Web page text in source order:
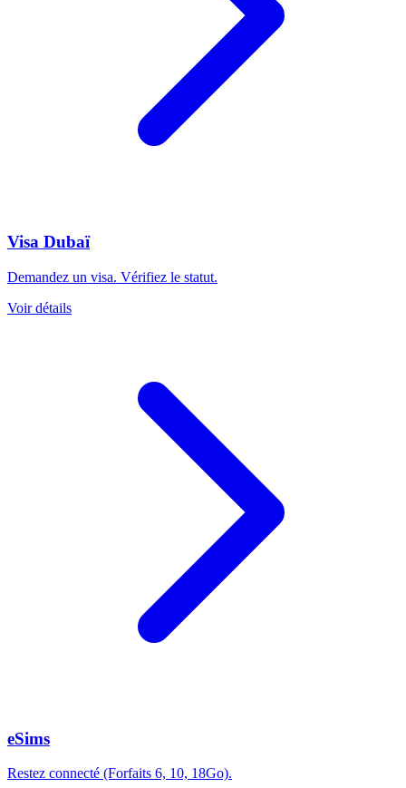
Visa Dubaï
Demandez un visa. Vérifiez le statut.
Voir détails
eSims
Restez connecté (Forfaits 6, 10, 18Go).